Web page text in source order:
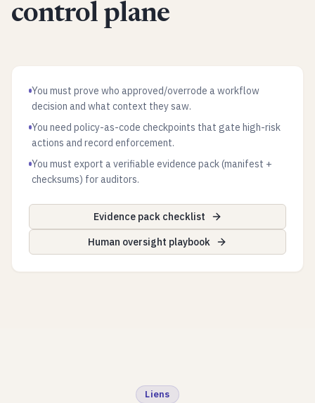
control plane
You must prove who approved/overrode a workflow
decision and what context they saw.
You need policy-as-code checkpoints that gate high-risk
actions and record enforcement.
You must export a verifiable evidence pack (manifest +
checksums) for auditors.
Evidence pack checklist
Human oversight playbook
Liens